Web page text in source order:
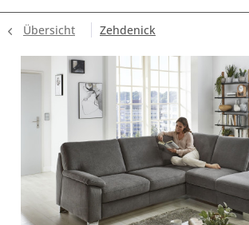
Übersicht Zehdenick